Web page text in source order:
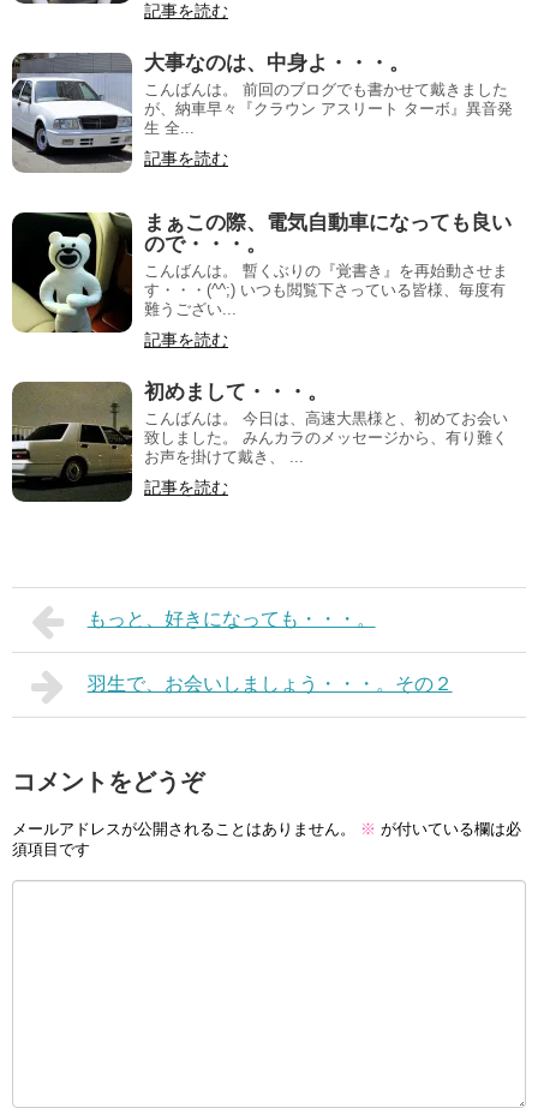
記事を読む
大事なのは、中身よ・・・。
こんばんは。 前回のブログでも書かせて戴きました
が、納車早々『クラウン アスリート ターボ』異音発
生 全...
記事を読む
まぁこの際、電気自動車になっても良い
ので・・・。
こんばんは。 暫くぶりの『覚書き』を再始動させま
す・・・(^^;) いつも閲覧下さっている皆様、毎度有
難うござい...
記事を読む
初めまして・・・。
こんばんは。 今日は、高速大黒様と、初めてお会い
致しました。 みんカラのメッセージから、有り難く
お声を掛けて戴き、 ...
記事を読む
もっと、好きになっても・・・。
羽生で、お会いしましょう・・・。その２
コメントをどうぞ
メールアドレスが公開されることはありません。 ※ が付いている欄は必
須項目です